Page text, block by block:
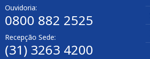
Ouvidoria:
0800 882 2525​
Recepção Sede:
(31) 3263 4200